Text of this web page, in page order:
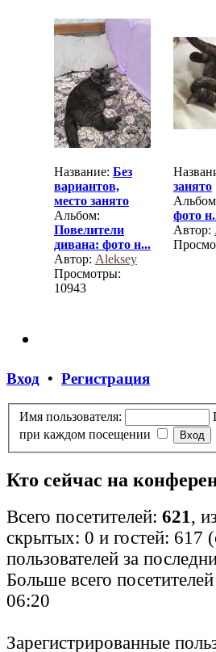
Название: Без
вариантов,
место занято
Альбом:
Повелители
дивана: фото н...
Автор: Aleksey
Просмотры:
10943
занято
фото
Автор:
Вход • Регистрация
Имя пользователя:
при каждом посещении
Кто сейчас на
Всего посетителей: 621,
скрытых: 0 и гостей: 617
пользователей за
Больше всего
06:20
Зарегистрированные